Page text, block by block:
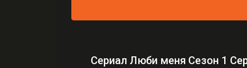
Сериал Люби меня Сезон 1